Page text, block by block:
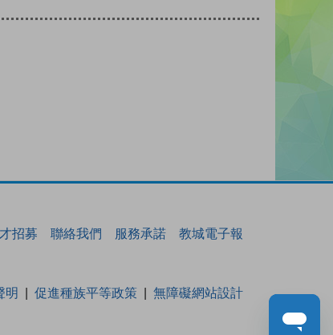
招募 聯絡我們 服務承諾 教城電子報
明 促進種族平等政策 無障礙網站設計